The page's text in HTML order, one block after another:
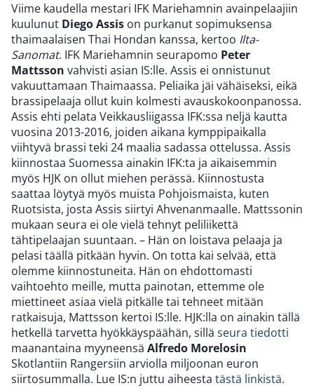
Viime kaudella mestari IFK Mariehamnin avainpelaajiin
kuulunut Diego Assis on purkanut sopimuksensa
thaimaalaisen Thai Hondan kanssa, kertoo Ilta-
Sanomat. IFK Mariehamnin seurapomo Peter
Mattsson vahvisti asian IS:lle. Assis ei onnistunut
vakuuttamaan Thaimaassa. Peliaika jäi vähäiseksi, eikä
brassipelaaja ollut kuin kolmesti avauskokoonpanossa.
Assis ehti pelata Veikkausliigassa IFK:ssa neljä kautta
vuosina 2013-2016, joiden aikana kymppipaikalla
viihtyvä brassi teki 24 maalia sadassa ottelussa. Assis
kiinnostaa Suomessa ainakin IFK:ta ja aikaisemmin
myös HJK on ollut miehen perässä. Kiinnostusta
saattaa löytyä myös muista Pohjoismaista, kuten
Ruotsista, josta Assis siirtyi Ahvenanmaalle. Mattssonin
mukaan seura ei ole vielä tehnyt peliliikettä
tähtipelaajan suuntaan. – Hän on loistava pelaaja ja
pelasi täällä pitkään hyvin. On totta kai selvää, että
olemme kiinnostuneita. Hän on ehdottomasti
vaihtoehto meille, mutta painotan, ettemme ole
miettineet asiaa vielä pitkälle tai tehneet mitään
ratkaisuja, Mattsson kertoi IS:lle. HJK:lla on ainakin tällä
hetkellä tarvetta hyökkäyspäähän, sillä seura tiedotti
maanantaina myyneensä Alfredo Morelosin
Skotlantiin Rangersiin arviolla miljoonan euron
siirtosummalla. Lue IS:n juttu aiheesta tästä linkistä.